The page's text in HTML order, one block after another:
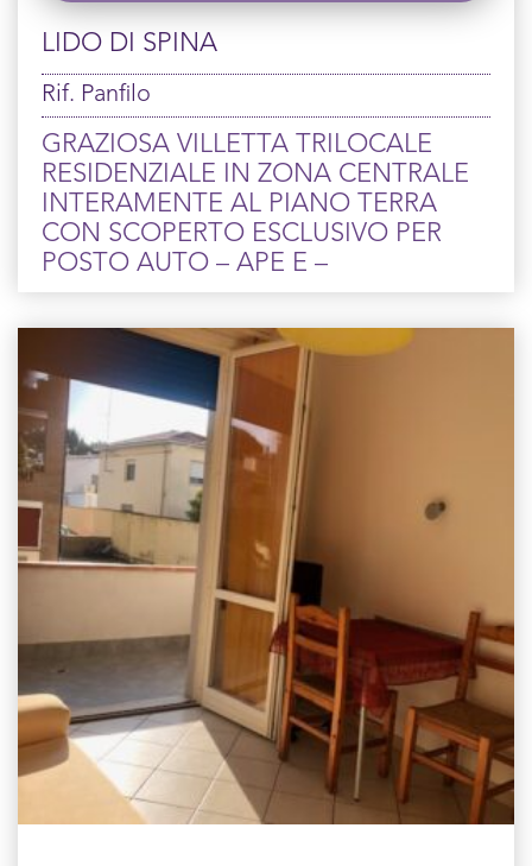
LIDO DI SPINA
Rif. Panfilo
GRAZIOSA VILLETTA TRILOCALE
RESIDENZIALE IN ZONA CENTRALE
INTERAMENTE AL PIANO TERRA
CON SCOPERTO ESCLUSIVO PER
POSTO AUTO – APE E –